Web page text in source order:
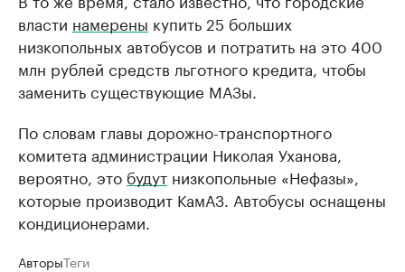
власти намерены купить 25 больших
низкопольных автобусов и потратить на это 400
млн рублей средств льготного кредита, чтобы
заменить существующие МАЗы.
По словам главы дорожно-транспортного
комитета администрации Николая Уханова,
вероятно, это будут низкопольные «Нефазы»,
которые производит КамАЗ. Автобусы оснащены
кондиционерами.
АвторыТеги